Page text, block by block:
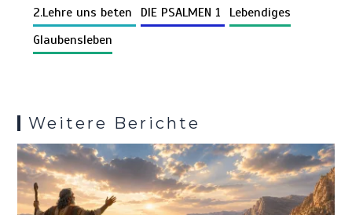
n
k
o
o
t
A r
t
g a
Pr
es
n
2.Lehre uns beten DIE PSALMEN 1
Lebendiges
Glaubensleben
Weitere Berichte